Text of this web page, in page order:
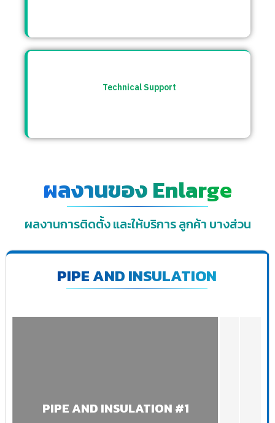
Technical Support
ผลงานของ Enlarge
ผลงานการติดตั้ง และให้บริการ ลูกค้า บางส่วน
PIPE AND INSULATION
PIPE AND INSULATION #1